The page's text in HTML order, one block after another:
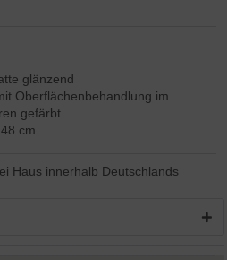
glänzend
Oberflächenbehandlung im
gefärbt
cm
Haus innerhalb Deutschlands